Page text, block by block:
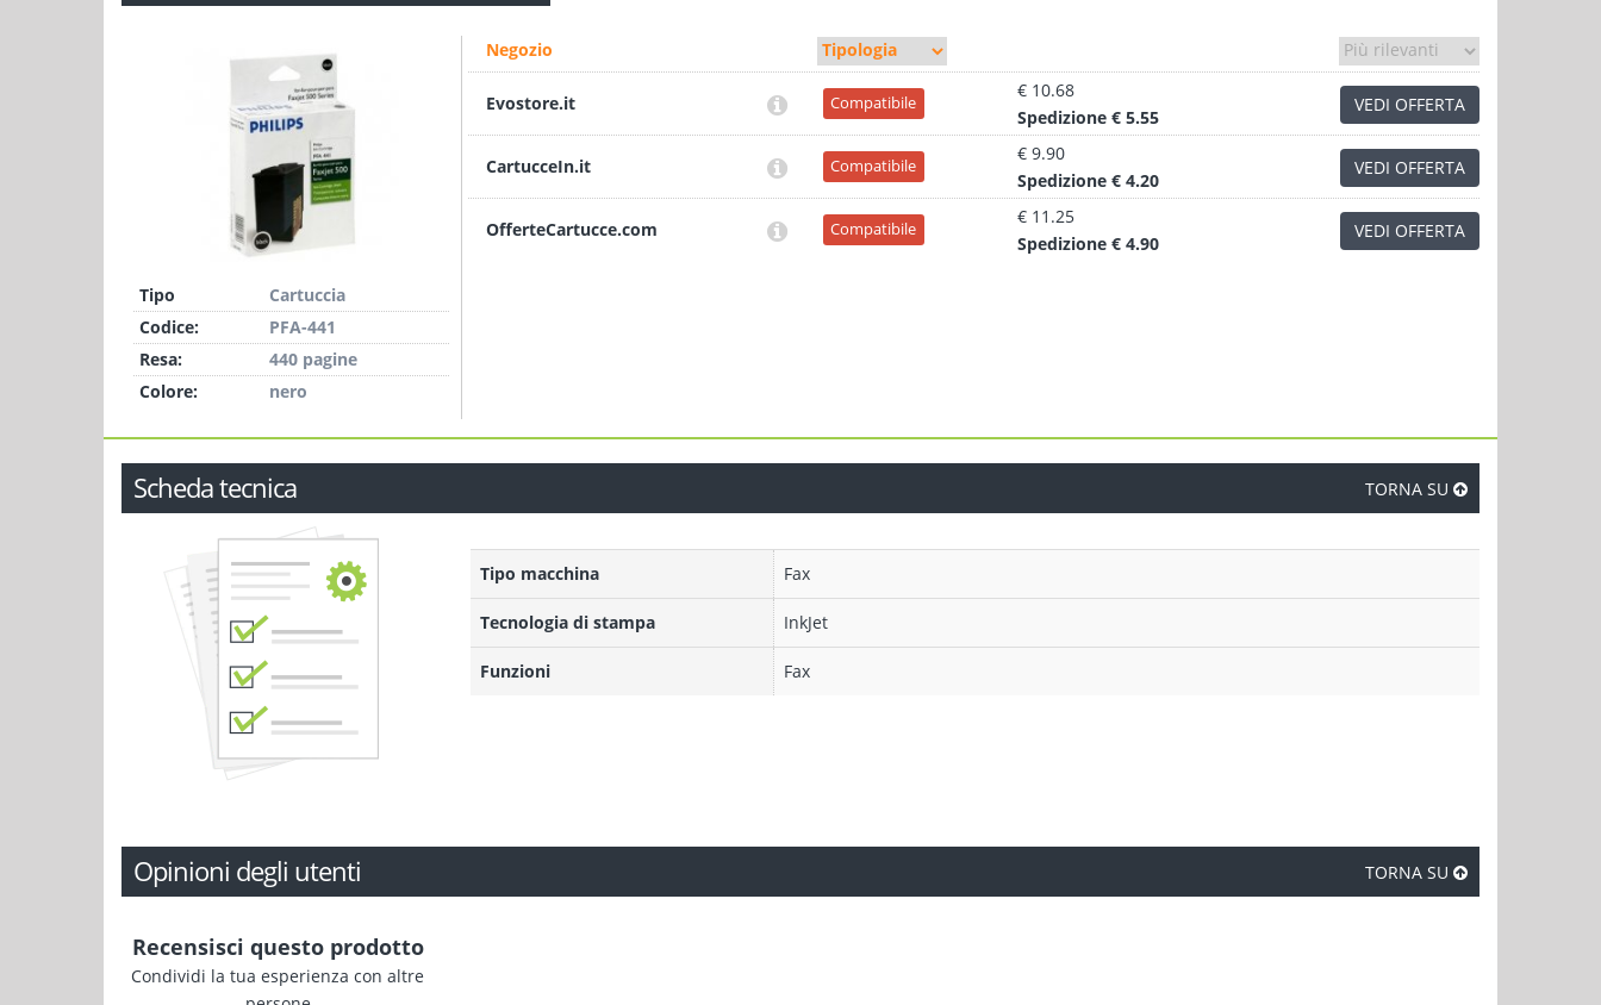
Tipo
Cartuccia
Codice:
PFA-441
Resa:
440 pagine
Colore:
nero
Negozio
Evostore.it Compatibile
€ 10.68
Spedizione € 5.55
VEDI OFFERTA
CartucceIn.it Compatibile
€ 9.90
Spedizione € 4.20
VEDI OFFERTA
OfferteCartucce.com Compatibile
€ 11.25
Spedizione € 4.90
VEDI OFFERTA
Scheda tecnica TORNA SU
Tipo macchina Fax
Tecnologia di stampa InkJet
Funzioni Fax
Opinioni degli utenti TORNA SU
Recensisci questo prodotto
Condividi la tua esperienza con altre